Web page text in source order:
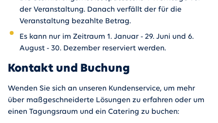
der Veranstaltung. Danach verfällt der für die
Veranstaltung bezahlte Betrag.
Es kann nur im Zeitraum 1. Januar - 29. Juni und 6.
August - 30. Dezember reserviert werden.
Kontakt und Buchung
Wenden Sie sich an unseren Kundenservice, um mehr
über maßgeschneiderte Lösungen zu erfahren oder um
einen Tagungsraum und ein Catering zu buchen: